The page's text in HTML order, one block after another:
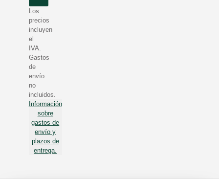
Los
precios
incluyen
el
IVA.
Gastos
de
envío
no
incluidos.
Información
sobre
gastos de
envío y
plazos de
entrega.